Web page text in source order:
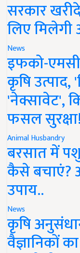
सरकार
लिए मिलेगी
News
इफको-
कृषि
'नेक्सावेट',
फसल सुरक्षा!
Animal Husbandry
बरसात में
कैसे बचाएं?
उपाय..
News
कृषि
वैज्ञानिकों